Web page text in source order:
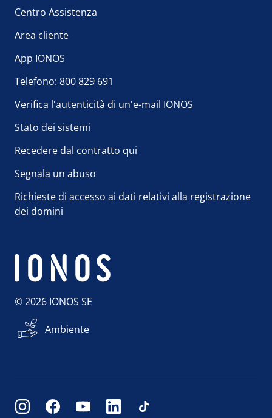
Centro Assistenza
Area cliente
App IONOS
Telefono: 800 829 691
Verifica l'autenticità di un'e-mail IONOS
Stato dei sistemi
Recedere dal contratto qui
Segnala un abuso
Richieste di accesso ai dati relativi alla registrazione
dei domini
© 2026 IONOS SE
Ambiente